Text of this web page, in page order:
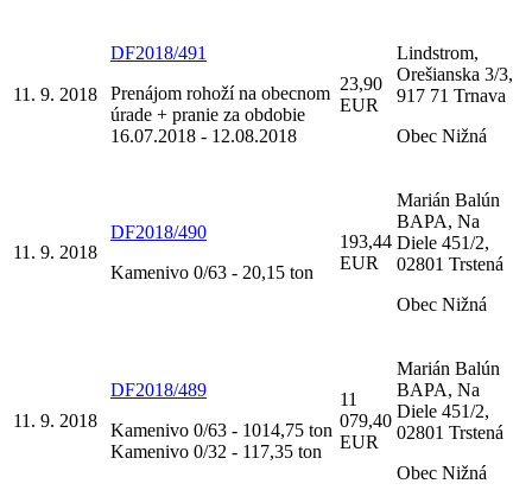
11. 9. 2018
DF2018/491
Prenájom rohoží na obecnom
úrade + pranie za obdobie
16.07.2018 - 12.08.2018
23,90
EUR
Lindstrom,
Orešianska 3/3,
917 71 Trnava
Obec Nižná
11. 9. 2018
DF2018/490
Kamenivo 0/63 - 20,15 ton
193,44
EUR
Marián Balún
BAPA, Na
Diele 451/2,
02801 Trstená
Obec Nižná
11. 9. 2018
DF2018/489
Kamenivo 0/63 - 1014,75 ton
Kamenivo 0/32 - 117,35 ton
11
079,40
EUR
Marián Balún
BAPA, Na
Diele 451/2,
02801 Trstená
Obec Nižná